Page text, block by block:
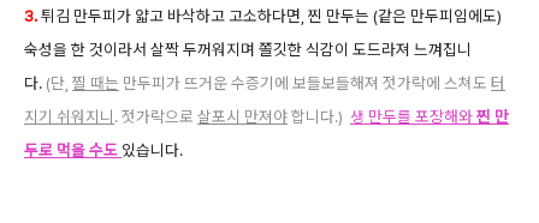
3.튀김 만두피가 얇고 바삭하고 고소하다면, 찐 만두는 (같은 만두피임에도)
숙성을 한 것이라서 살짝 두꺼워지며 쫄깃한 식감이 도드라져 느껴집니
다. (단, 찔 때는 만두피가 뜨거운 수증기에 보들보들해져 젓가락에 스쳐도 터
지기 쉬워지니. 젓가락으로 살포시 만져야합니다.) 생 만두를 포장해와찐 만
두로 먹을 수도 있습니다.